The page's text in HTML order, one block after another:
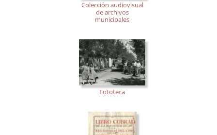
Colección audiovisual
de archivos
municipales
Fototeca